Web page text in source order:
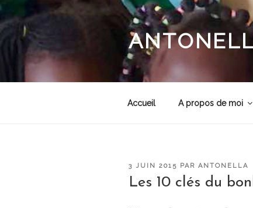
Aller
au
contenu
principal
Accueil A propos de moi
PUBLIÉ
LE
3 JUIN 2015 PAR ANTONELLA
Les 10 clés du